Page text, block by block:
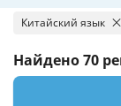
Китайский язык
Найдено70